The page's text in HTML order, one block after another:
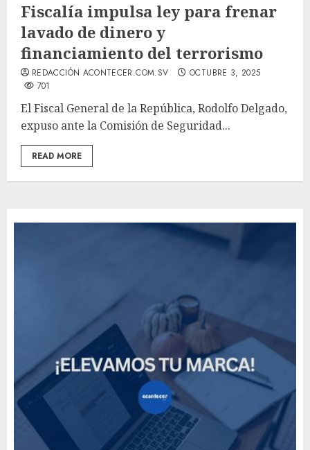
Fiscalía impulsa ley para frenar
lavado de dinero y
financiamiento del terrorismo
REDACCIÓN ACONTECER.COM.SV
OCTUBRE 3, 2025
701
El Fiscal General de la República, Rodolfo Delgado,
expuso ante la Comisión de Seguridad...
READ MORE